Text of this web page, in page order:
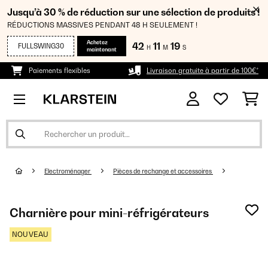
Jusqu’à 30 % de réduction sur une sélection de produits !
RÉDUCTIONS MASSIVES PENDANT 48 H SEULEMENT !
FULLSWING30
Achetez
maintenant
42 H 11 M 18 S
Paiements flexibles Livraison gratuite à partir de 100€*
Electroménager Pièces de rechange et accessoires
Charnière pour mini-réfrigérateurs
NOUVEAU